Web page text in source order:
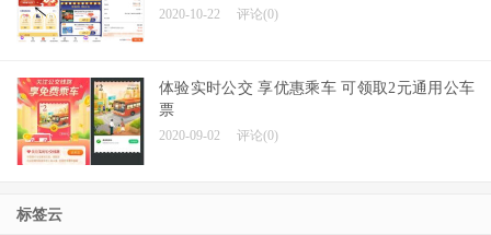
2020-10-22 评论(0)
体验实时公交 享优惠乘车 可领取2元通用公车
票
2020-09-02 评论(0)
标签云